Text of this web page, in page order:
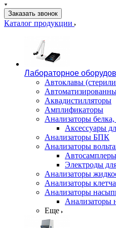
Заказать звонок
Каталог продукции
Лабораторное
Автоклавы
Аквадистилляторы
Амплификаторы
Анализаторы белка,
Аксессуары
Анализаторы БПК
Анализаторы
Автосамплеры
Электроды
Анализаторы
Анализаторы
Анализаторы
Анализаторы
Еще